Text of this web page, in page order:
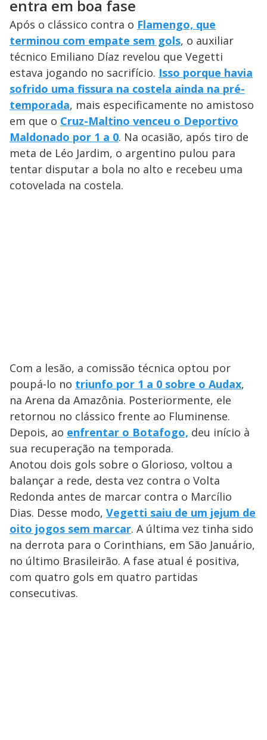
entra em boa fase
Após o clássico contra o Flamengo, que
terminou com empate sem gols, o auxiliar
técnico Emiliano Díaz revelou que Vegetti
estava jogando no sacrifício. Isso porque havia
sofrido uma fissura na costela ainda na pré-
temporada, mais especificamente no amistoso
em que o Cruz-Maltino venceu o Deportivo
Maldonado por 1 a 0. Na ocasião, após tiro de
meta de Léo Jardim, o argentino pulou para
tentar disputar a bola no alto e recebeu uma
cotovelada na costela.
Com a lesão, a comissão técnica optou por
poupá-lo no triunfo por 1 a 0 sobre o Audax,
na Arena da Amazônia. Posteriormente, ele
retornou no clássico frente ao Fluminense.
Depois, ao enfrentar o Botafogo, deu início à
sua recuperação na temporada.
Anotou dois gols sobre o Glorioso, voltou a
balançar a rede, desta vez contra o Volta
Redonda antes de marcar contra o Marcílio
Dias. Desse modo, Vegetti saiu de um jejum de
oito jogos sem marcar. A última vez tinha sido
na derrota para o Corinthians, em São Januário,
no último Brasileirão. A fase atual é positiva,
com quatro gols em quatro partidas
consecutivas.